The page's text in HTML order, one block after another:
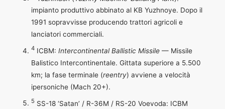
impianto produttivo abbinato al KB Yuzhnoye. Dopo il
1991 sopravvisse producendo trattori agricoli e
lanciatori commerciali.
4 ICBM:Intercontinental Ballistic Missile — Missile
Balistico Intercontinentale. Gittata superiore a 5.500
km; la fase terminale (reentry) avviene a velocità
ipersoniche (Mach 20+).
5 SS-18 ‘Satan’ / R-36M / RS-20 Voevoda: ICBM